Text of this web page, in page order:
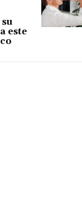
este